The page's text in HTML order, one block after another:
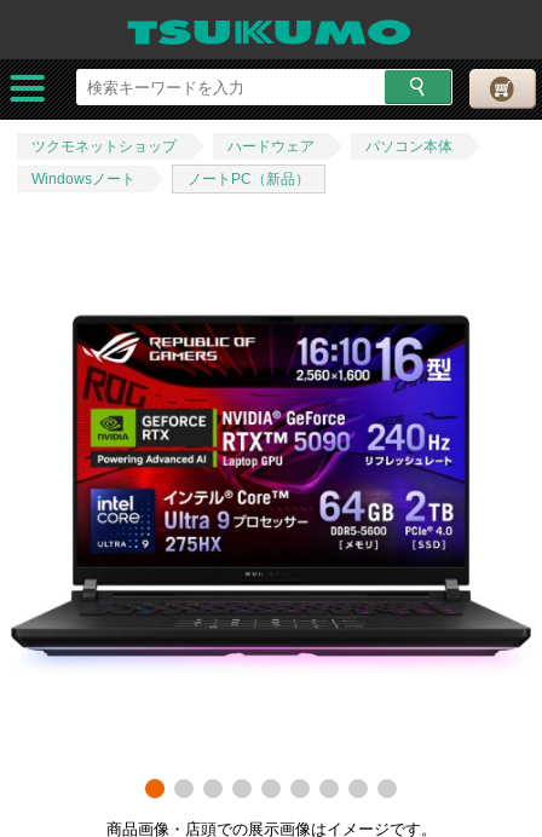
ツクモネットショップ ハードウェア
パソコン本体
Windowsノート
ノートPC（新品）
商品画像・店頭での展示画像はイメージです。